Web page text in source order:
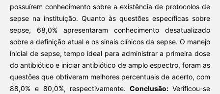
possuírem conhecimento sobre a existência de protocolos de
sepse na instituição. Quanto às questões específicas sobre
sepse, 68,0% apresentaram conhecimento desatualizado
sobre a definição atual e os sinais clínicos da sepse. O manejo
inicial de sepse, tempo ideal para administrar a primeira dose
do antibiótico e iniciar antibiótico de amplo espectro, foram as
questões que obtiveram melhores percentuais de acerto, com
88,0% e 80,0%, respectivamente. Conclusão:Verificou-se